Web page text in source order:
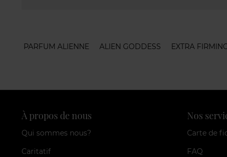
PARFUM ALIENNE ALIEN GODDESS EXTRA
À propos de nous
Qui sommes nous?
Caritatif
Nos
Carte de
FAQ